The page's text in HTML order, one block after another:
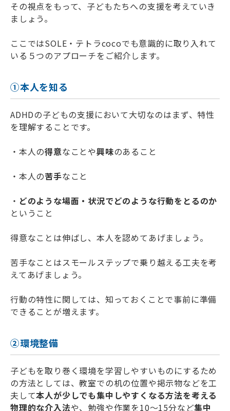
その視点をもって、子どもたちへの支援を考えていき
ましょう。
ここではSOLE・テトラcocoでも意識的に取り入れて
いる５つのアプローチをご紹介します。
①本人を知る
ADHDの子どもの支援において大切なのはまず、特性
を理解することです。
・本人の得意なことや興味のあること
・本人の苦手なこと
・ どのような場面・状況でどのような行動をとるのか
ということ
得意なことは伸ばし、本人を認めてあげましょう。
苦手なことはスモールステップで乗り越える工夫を考
えてあげましょう。
行動の特性に関しては、知っておくことで事前に準備
できることが増えます。
②環境整備
子どもを取り巻く環境を学習しやすいものにするため
の方法としては、教室での机の位置や掲示物などを工
夫して本人が少しでも集中しやすくなる方法を考える
物理的な介入法や、勉強や作業を10～15分など集中